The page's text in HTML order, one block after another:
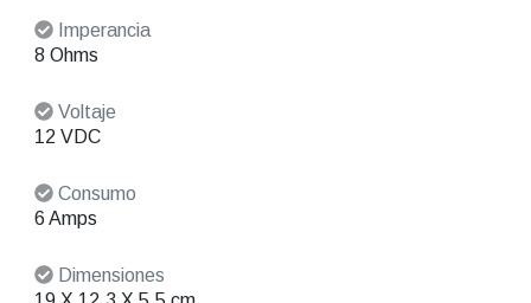
Imperancia
8 Ohms
Voltaje
12 VDC
Consumo
6 Amps
Dimensiones